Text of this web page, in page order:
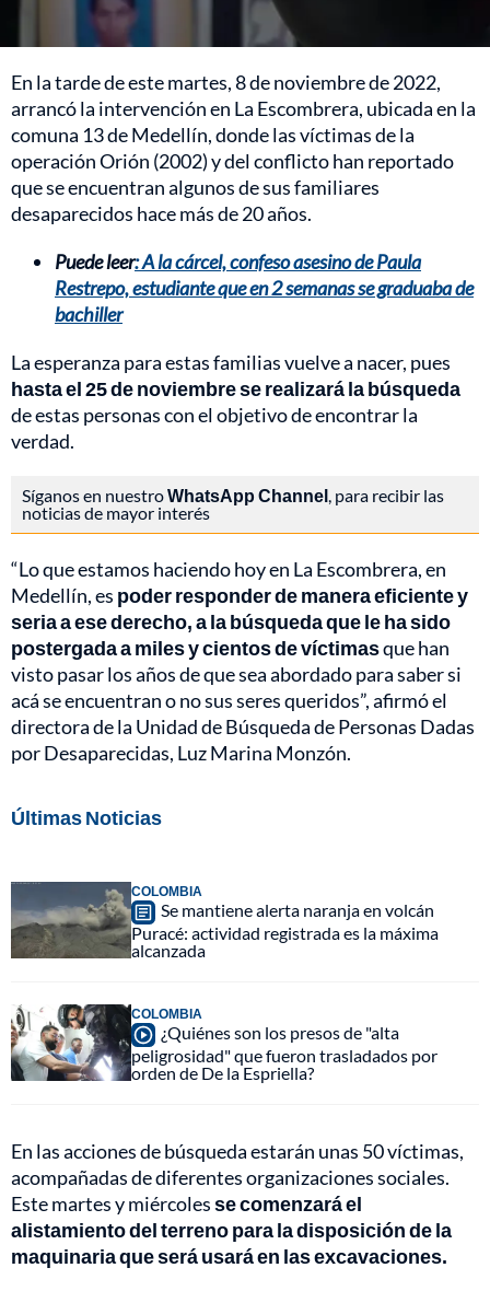
En la tarde de este martes, 8 de noviembre de 2022,
arrancó la intervención en La Escombrera, ubicada en la
comuna 13 de Medellín, donde las víctimas de la
operación Orión (2002) y del conflicto han reportado
que se encuentran algunos de sus familiares
desaparecidos hace más de 20 años.
Puede leer: A la cárcel, confeso asesino de Paula
Restrepo, estudiante que en 2 semanas se graduaba de
bachiller
La esperanza para estas familias vuelve a nacer, pues
hasta el 25 de noviembre se realizará la búsqueda
de estas personas con el objetivo de encontrar la
verdad.
Síganos en nuestroWhatsApp Channel , para recibir las
noticias de mayor interés
“Lo que estamos haciendo hoy en La Escombrera, en
Medellín, es poder responder de manera eficiente y
seria a ese derecho, a la búsqueda que le ha sido
postergada a miles y cientos de víctimasque han
visto pasar los años de que sea abordado para saber si
acá se encuentran o no sus seres queridos”, afirmó el
directora de la Unidad de Búsqueda de Personas Dadas
por Desaparecidas, Luz Marina Monzón.
Últimas Noticias
COLOMBIA
Se mantiene alerta naranja en volcán
Puracé: actividad registrada es la máxima
alcanzada
COLOMBIA
¿Quiénes son los presos de "alta
peligrosidad" que fueron trasladados por
orden de De la Espriella?
En las acciones de búsqueda estarán unas 50 víctimas,
acompañadas de diferentes organizaciones sociales.
Este martes y miércolesse comenzará el
alistamiento del terreno para la disposición de la
maquinaria que será usará en las excavaciones.